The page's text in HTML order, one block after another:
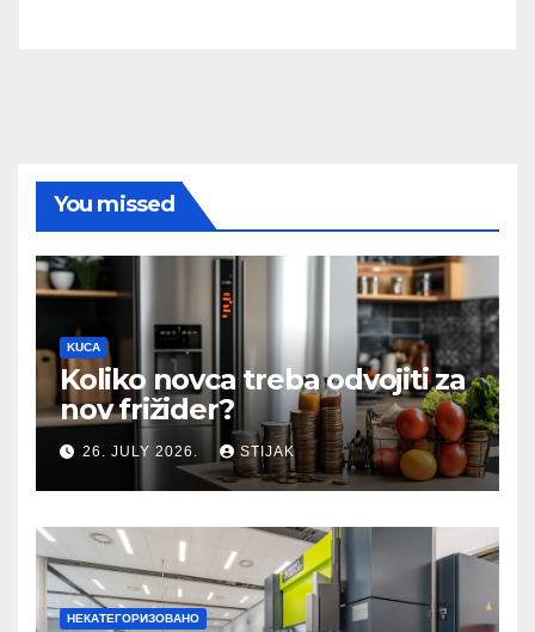
You missed
KUCA
Koliko novca treba odvojiti za
nov frižider?
26. JULY 2026. STIJAK
НЕКАТЕГОРИЗОВАНО